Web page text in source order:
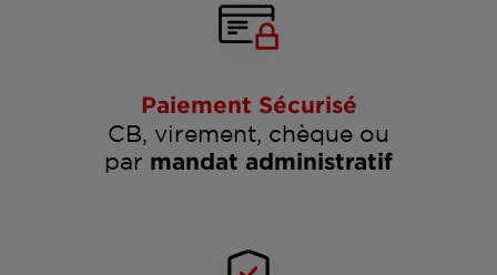
Paiement Sécurisé
CB, virement, chèque ou
par mandat administratif